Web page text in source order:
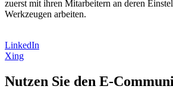
zuerst mit ihren Mitarbeitern an deren
Werkzeugen arbeiten.
LinkedIn
Xing
Nutzen Sie den E-